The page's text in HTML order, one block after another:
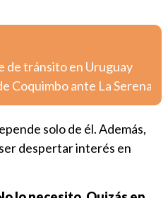
de tránsito en Uruguay
Coquimbo ante La Serena
solo de él. Además,
despertar interés en